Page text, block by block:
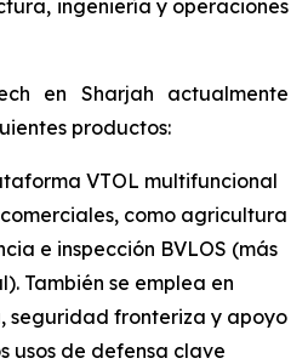
ingeniería y operaciones
en Sharjah actualmente
productos:
VTOL multifuncional
como agricultura
e inspección BVLOS (más
También se emplea en
seguridad fronteriza y apoyo
usos de defensa clave